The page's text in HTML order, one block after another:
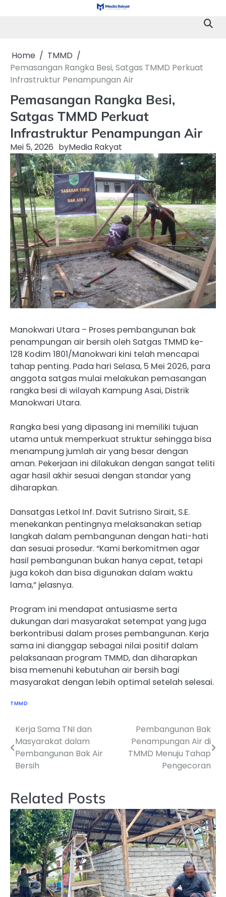
Home
TMMD
Pemasangan Rangka Besi, Satgas TMMD Perkuat
Infrastruktur Penampungan Air
Pemasangan Rangka Besi,
Satgas TMMD Perkuat
Infrastruktur Penampungan Air
Mei 5, 2026 byMedia Rakyat
Manokwari Utara – Proses pembangunan bak
penampungan air bersih oleh Satgas TMMD ke-
128 Kodim 1801/Manokwari kini telah mencapai
tahap penting. Pada hari Selasa, 5 Mei 2026, para
anggota satgas mulai melakukan pemasangan
rangka besi di wilayah Kampung Asai, Distrik
Manokwari Utara.
Rangka besi yang dipasang ini memiliki tujuan
utama untuk memperkuat struktur sehingga bisa
menampung jumlah air yang besar dengan
aman. Pekerjaan ini dilakukan dengan sangat teliti
agar hasil akhir sesuai dengan standar yang
diharapkan.
Dansatgas Letkol Inf. Davit Sutrisno Sirait, S.E.
menekankan pentingnya melaksanakan setiap
langkah dalam pembangunan dengan hati-hati
dan sesuai prosedur. “Kami berkomitmen agar
hasil pembangunan bukan hanya cepat, tetapi
juga kokoh dan bisa digunakan dalam waktu
lama,” jelasnya.
Program ini mendapat antusiasme serta
dukungan dari masyarakat setempat yang juga
berkontribusi dalam proses pembangunan. Kerja
sama ini dianggap sebagai nilai positif dalam
pelaksanaan program TMMD, dan diharapkan
bisa memenuhi kebutuhan air bersih bagi
masyarakat dengan lebih optimal setelah selesai.
TMMD
Navigasi
pos
Kerja Sama TNI dan
Masyarakat dalam
Pembangunan Bak Air
Bersih
Pembangunan Bak
Penampungan Air di
TMMD Menuju Tahap
Pengecoran
Related Posts